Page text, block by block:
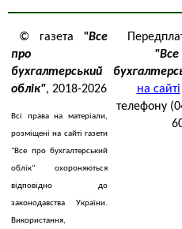
© газета "Все
про
бухгалтерський
облік", 2018-2026
Всі права на матеріали,
розміщені на сайті газети
"Все про бухгалтерський
облік" охороняються
відповідно до
законодавства України.
Використання,
"Все
на сайті
телефону